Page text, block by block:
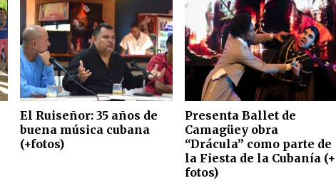
El Ruiseñor: 35 años de
buena música cubana
(+fotos)
Presenta Ballet de
Camagüey obra
“Drácula” como parte de
la Fiesta de la Cubanía (+
fotos)